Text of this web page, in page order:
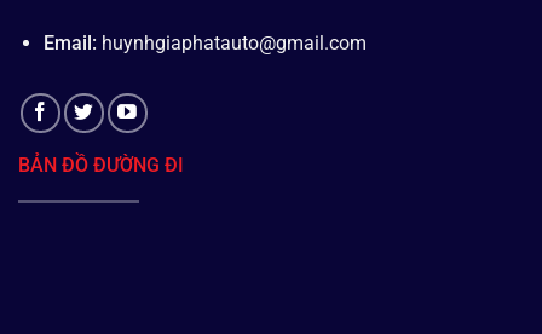
Email: huynhgiaphatauto@gmail.com
BẢN ĐỒ ĐƯỜNG ĐI